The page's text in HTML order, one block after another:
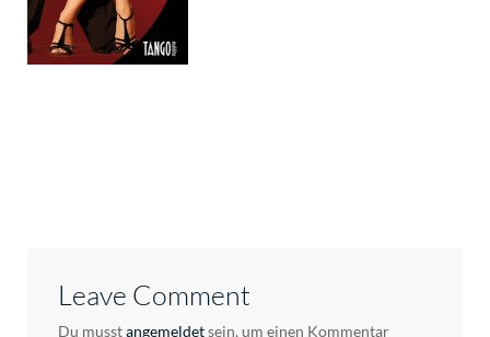
Leave Comment
Du musstangemeldetsein, um einen Kommentar